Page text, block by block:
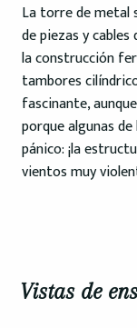
La torre de metal
de piezas y
la construcción
tambores
fascinante,
porque algunas
pánico: ¡la
vientos muy
Vistas de